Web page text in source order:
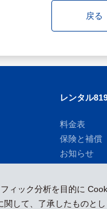
戻る
ィック分析を目的に
して、了承したものとし
レンタル
料金表
保険と補償
お知らせ